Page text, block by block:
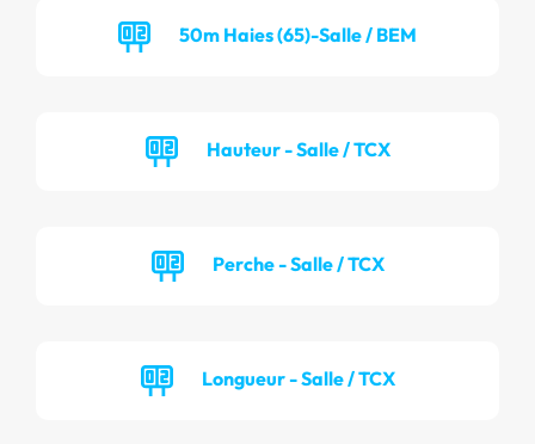
50m Haies (65)-Salle / BEM
Hauteur - Salle / TCX
Perche - Salle / TCX
Longueur - Salle / TCX